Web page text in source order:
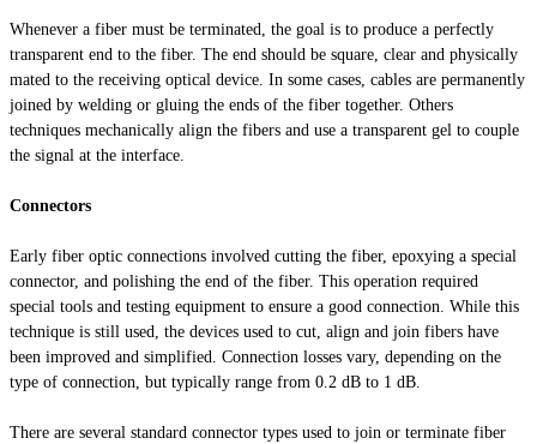
Whenever a fiber must be terminated, the goal is to produce a perfectly
transparent end to the fiber. The end should be square, clear and physically
mated to the receiving optical device. In some cases, cables are permanently
joined by welding or gluing the ends of the fiber together. Others
techniques mechanically align the fibers and use a transparent gel to couple
the signal at the interface.
Connectors
Early fiber optic connections involved cutting the fiber, epoxying a special
connector, and polishing the end of the fiber. This operation required
special tools and testing equipment to ensure a good connection. While this
technique is still used, the devices used to cut, align and join fibers have
been improved and simplified. Connection losses vary, depending on the
type of connection, but typically range from 0.2 dB to 1 dB.
There are several standard connector types used to join or terminate fiber